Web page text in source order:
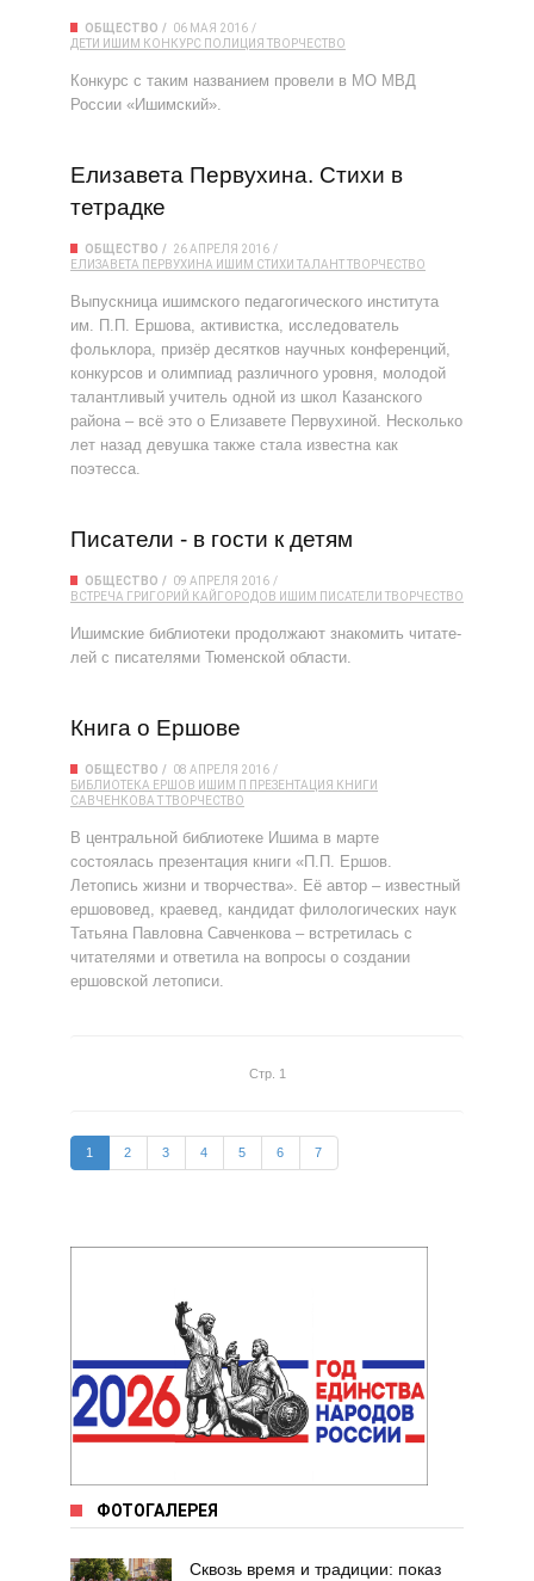
ОБЩЕСТВО
06 МАЯ 2016
ДЕТИ ИШИМ КОНКУРС ПОЛИЦИЯ ТВОРЧЕСТВО
Конкурс с таким названием провели в МО МВД
России «Ишимский».
Елизавета Первухина. Стихи в
тетрадке
ОБЩЕСТВО
26 АПРЕЛЯ 2016
ЕЛИЗАВЕТА ПЕРВУХИНА ИШИМ СТИХИ ТАЛАНТТВОРЧЕСТВО
Выпускница ишимского педагогического института
им. П.П. Ершова, активистка, исследователь
фольклора, призёр десятков научных конференций,
конкурсов и олимпиад различного уровня, молодой
талантливый учитель одной из школ Казанского
района – всё это о Елизавете Первухиной. Несколько
лет назад девушка также стала известна как
поэтесса.
Писатели - в гости к детям
ОБЩЕСТВО
09 АПРЕЛЯ 2016
ВСТРЕЧА ГРИГОРИЙ КАЙГОРОДОВ ИШИМ ПИСАТЕЛИ ТВОРЧЕСТВО
Ишимские библиотеки продолжают знакомить читате­
лей с писателями Тюменской области.
Книга о Ершове
ОБЩЕСТВО
08 АПРЕЛЯ 2016
БИБЛИОТЕКА ЕРШОВ ИШИМ П ПРЕЗЕНТАЦИЯ КНИГИ
САВЧЕНКОВА ТТВОРЧЕСТВО
В центральной библиотеке Ишима в марте
состоялась презентация книги «П.П. Ер­шов.
Летопись жизни и творчества». Её автор – известный
ершововед, краевед, кан­дидат филологических наук
Татьяна Павловна Савченкова – встретилась с
читателями и ответила на вопросы о создании
ершовской летописи.
Стр. 1
1 2 3 4 5 6 7
ФОТОГАЛЕРЕЯ
Сквозь время и традиции: показ